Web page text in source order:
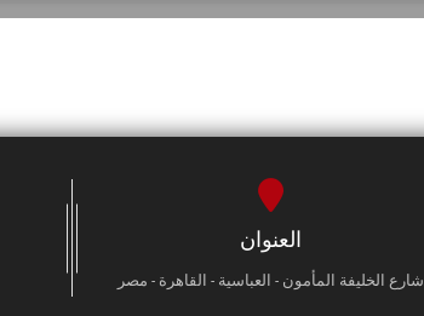
العنوان
شارع الخليفة المأمون - العباسية - القاهرة - مصر